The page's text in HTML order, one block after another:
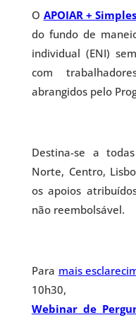
O APOIAR + Simples
do fundo de
individual (ENI)
com
abrangidos pelo
Destina-se a
Norte, Centro,
os apoios
não reembolsável.
Para mais
Webinar de